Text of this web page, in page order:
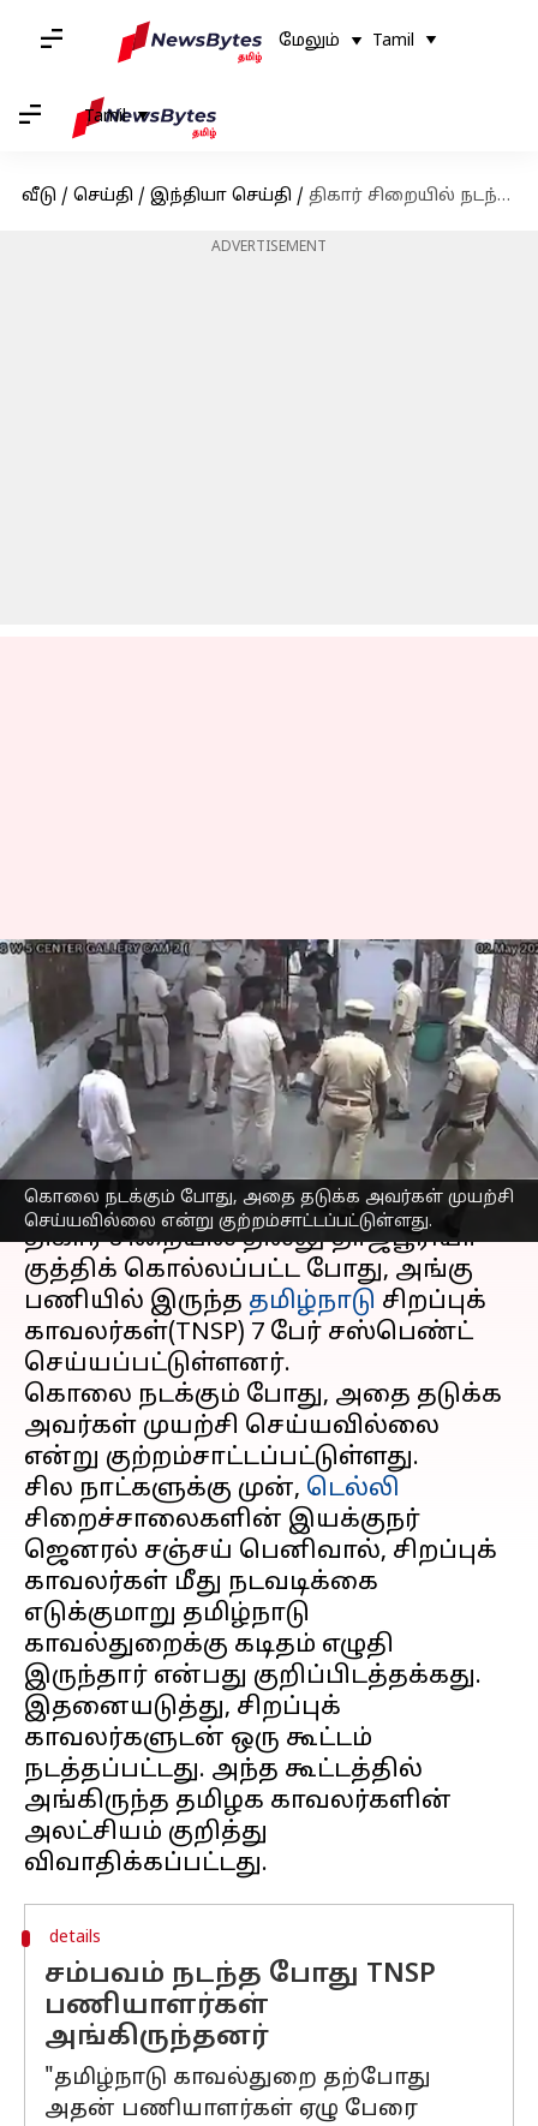
மேலும் Tamil
Tamil
வீடு / செய்தி / இந்தியா செய்தி / திகார் சிறையில் நடந்த கொலை: தமிழக போலீசார் 7 பேர் சஸ்பெண்ட்
ADVERTISEMENT
கொலை நடக்கும் போது, அதை தடுக்க அவர்கள் முயற்சி
செய்யவில்லை என்று குற்றம்சாட்டப்பட்டுள்ளது.
திகார் சிறையில் நடந்த
கொலை: தமிழக
போலீசார் 7 பேர்
சஸ்பெண்ட்
எழுதியவர் Sindhuja SM May 08, 2023 02:44 pm
செய்தி முன்னோட்டம்
திகார் சிறையில் தில்லு தாஜ்பூரியா
குத்திக் கொல்லப்பட்ட போது, அங்கு
பணியில் இருந்த தமிழ்நாடு சிறப்புக்
காவலர்கள்(TNSP) 7 பேர் சஸ்பெண்ட்
செய்யப்பட்டுள்ளனர்.
கொலை நடக்கும் போது, அதை தடுக்க
அவர்கள் முயற்சி செய்யவில்லை
என்று குற்றம்சாட்டப்பட்டுள்ளது.
சில நாட்களுக்கு முன், டெல்லி
சிறைச்சாலைகளின் இயக்குநர்
ஜெனரல் சஞ்சய் பெனிவால், சிறப்புக்
காவலர்கள் மீது நடவடிக்கை
எடுக்குமாறு தமிழ்நாடு
காவல்துறைக்கு கடிதம் எழுதி
இருந்தார் என்பது குறிப்பிடத்தக்கது.
இதனையடுத்து, சிறப்புக்
காவலர்களுடன் ஒரு கூட்டம்
நடத்தப்பட்டது. அந்த கூட்டத்தில்
அங்கிருந்த தமிழக காவலர்களின்
அலட்சியம் குறித்து
details
சம்பவம் நடந்த போது TNSP
பணியாளர்கள்
அங்கிருந்தனர்
"தமிழ்நாடு காவல்துறை தற்போது
அதன் பணியாளர்கள் ஏழு பேரை